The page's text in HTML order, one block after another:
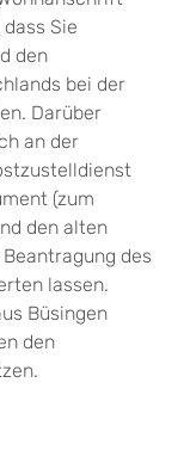
Sie
den
bei der
Darüber
an der
(zum
den alten
des
lassen.
Büsingen
den